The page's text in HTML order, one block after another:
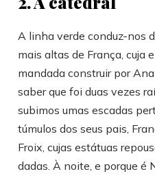
A linha verde conduz-nos
mais altas de França, cuja
mandada construir por
saber que foi duas vezes
subimos umas escadas
túmulos dos seus pais,
Froix, cujas estátuas
dadas. À noite, e porque é